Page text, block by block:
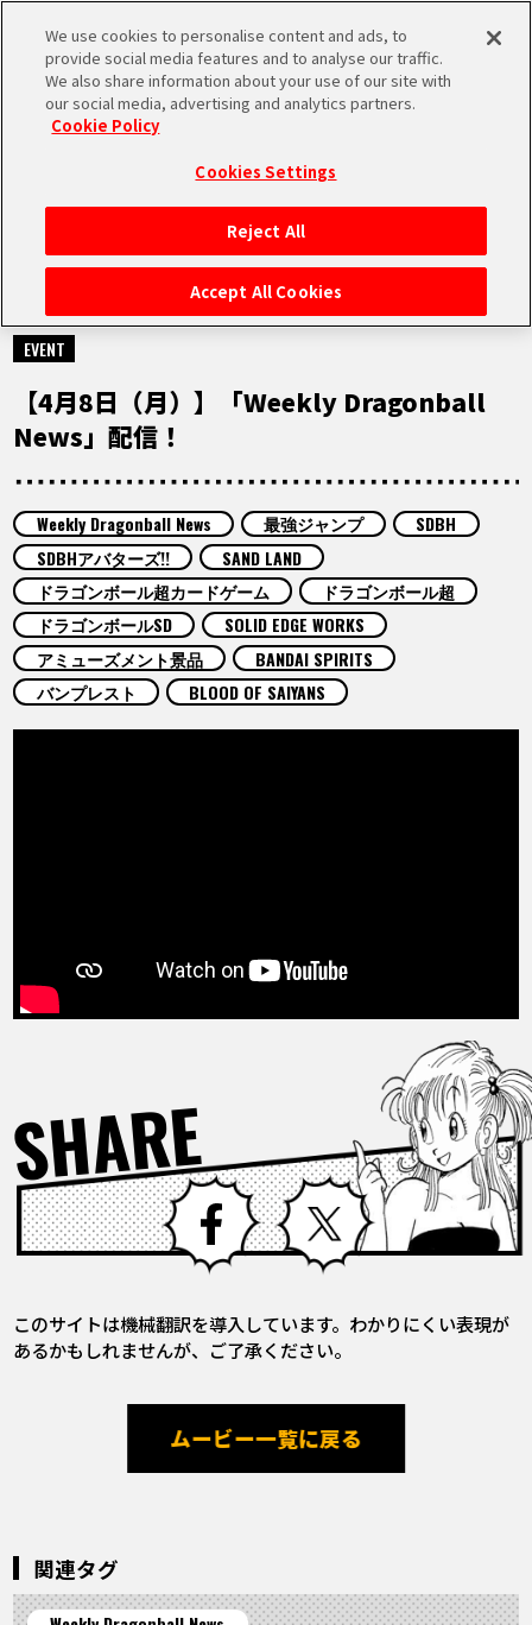
MEN
HOME
NEWS
RANKING
MOVIE
COLUMNS
ABOUT
LANGUAGE
MOVIE
2024.04.08
EVENT
【4月8日（月）】「Weekly Dragonball
News」配信！
Weekly Dragonball News 最強ジャンプ
SDBH
SDBHアバターズ!!
SAND LAND
ドラゴンボール超カードゲーム
ドラゴンボール超
ドラゴンボールSD
SOLID EDGE WORKS
アミューズメント景品
BANDAI SPIRITS
バンプレスト
BLOOD OF SAIYANS
SHARE Facebook X
このサイトは機械翻訳を導入しています。わかりにくい表現が
あるかもしれませんが、ご了承ください。
ムービー一覧に戻る
関連タグ
We use cookies to personalise content and ads, to
provide social media features and to analyse our traffic.
We also share information about your use of our site with
our social media, advertising and analytics partners.
Cookie Policy
Cookies Settings
Reject All
Accept All Cookies